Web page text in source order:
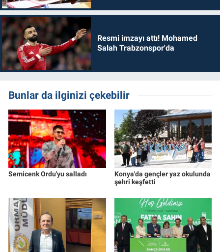
Resmi imzayı attı! Mohamed
Salah Trabzonspor'da
Bunlar da ilginizi çekebilir
Semicenk Ordu'yu salladı
Konya'da gençler yaz okulunda
şehri keşfetti